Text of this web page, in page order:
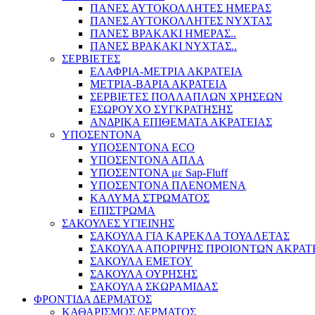
ΠΑΝΕΣ ΑΥΤΟΚΟΛΛΗΤΕΣ ΗΜΕΡΑΣ
ΠΑΝΕΣ ΑΥΤΟΚΟΛΛΗΤΕΣ ΝΥΧΤΑΣ
ΠΑΝΕΣ ΒΡΑΚΑΚΙ ΗΜΕΡΑΣ..
ΠΑΝΕΣ ΒΡΑΚΑΚΙ ΝΥΧΤΑΣ..
ΣΕΡΒΙΕΤΕΣ
ΕΛΑΦΡΙΑ-ΜΕΤΡΙΑ ΑΚΡΑΤΕΙΑ
ΜΕΤΡΙΑ-ΒΑΡΙΑ ΑΚΡΑΤΕΙΑ
ΣΕΡΒΙΕΤΕΣ ΠΟΛΛΑΠΛΩΝ ΧΡΗΣΕΩΝ
ΕΣΩΡΟΥΧΟ ΣΥΓΚΡΑΤΗΣΗΣ
ΑΝΔΡΙΚΑ ΕΠΙΘΕΜΑΤΑ ΑΚΡΑΤΕΙΑΣ
ΥΠΟΣΕΝΤΟΝΑ
ΥΠΟΣΕΝΤΟΝΑ ECO
ΥΠΟΣΕΝΤΟΝΑ ΑΠΛΑ
ΥΠΟΣΕΝΤΟΝΑ με Sap-Fluff
ΥΠΟΣΕΝΤΟΝΑ ΠΛΕΝΟΜΕΝΑ
ΚΑΛΥΜΑ ΣΤΡΩΜΑΤΟΣ
ΕΠΙΣΤΡΩΜΑ
ΣΑΚΟΥΛΕΣ ΥΓΙΕΙΝΗΣ
ΣΑΚΟΥΛΑ ΓΙΑ ΚΑΡΕΚΛΑ ΤΟΥΑΛΕΤΑΣ
ΣΑΚΟΥΛΑ ΑΠΟΡΙΨΗΣ ΠΡΟΙΟΝΤΩΝ
ΣΑΚΟΥΛΑ ΕΜΕΤΟΥ
ΣΑΚΟΥΛΑ ΟΥΡΗΣΗΣ
ΣΑΚΟΥΛΑ ΣΚΩΡΑΜΙΔΑΣ
ΦΡΟΝΤΙΔΑ ΔΕΡΜΑΤΟΣ
ΚΑΘΑΡΙΣΜΟΣ ΔΕΡΜΑΤΟΣ